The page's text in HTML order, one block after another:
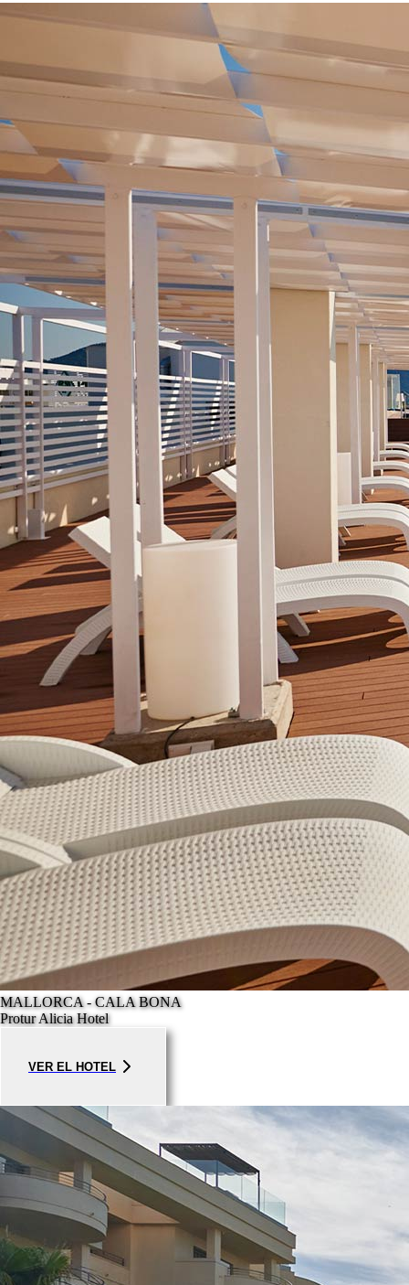
MALLORCA - CALA BONA
Protur Alicia Hotel
VER EL HOTEL